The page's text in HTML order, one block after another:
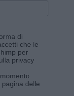
di
che le
per
privacy
delle